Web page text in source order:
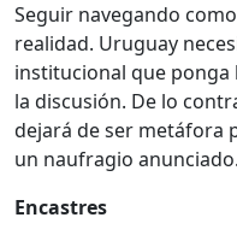
Seguir navegando
realidad. Uruguay
institucional que ponga
la discusión. De lo
dejará de ser metáfora
un naufragio anunciado.
Encastres